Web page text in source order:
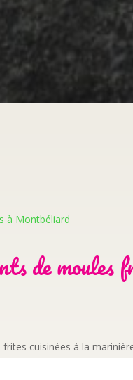
à Montbéliard
de
cuisinées à la